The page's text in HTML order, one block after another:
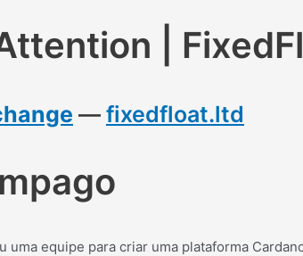
|
— fixedfloat.ltd
equipe para criar uma plataforma